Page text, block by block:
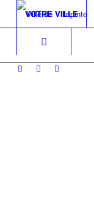
VOTRE VILLE